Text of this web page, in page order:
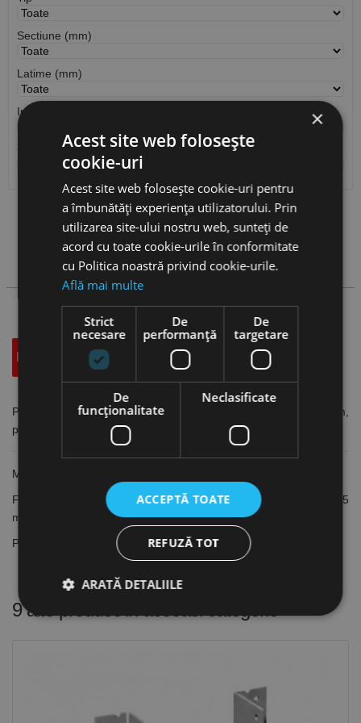
Sectiune (mm)
Latime (mm)
Inaltime (mm)
Cantitate / Ambalare
Vezi produse
Cauta produs
Specificatii Tehnice Accesorii
Papuci de caprior H, fixare cui ancora Ø4 / surub Ø5 mm,
perforatii Ø5 mm, Rocast
Material: Metal
Fixare pentru tip H80 / H100 / H120: Cui ancoră Ø4 / șurub Ø5
mm
Perforatii: Ø5 mm
9 alte produse
×
Acest site web folosește
cookie-uri
Acest site web folosește cookie-uri pentru
a îmbunătăți experiența utilizatorului. Prin
utilizarea site-ului nostru web, sunteți de
acord cu toate cookie-urile în conformitate
cu Politica noastră privind cookie-urile.
Află mai multe
Strict
necesare
De
performanță
De
targetare
De
funcţionalitate
Neclasificate
ACCEPTĂ TOATE
REFUZĂ TOT
ARATĂ DETALIILE